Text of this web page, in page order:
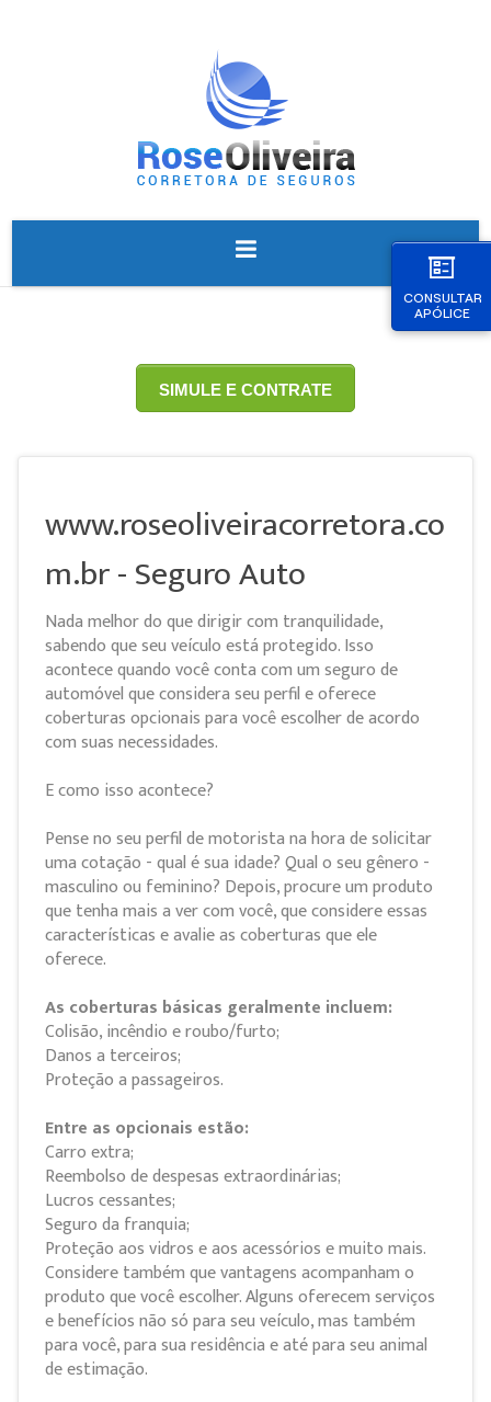
CONSULTAR
APÓLICE
SIMULE E CONTRATE
www.roseoliveiracorretora.co
m.br - Seguro Auto
Nada melhor do que dirigir com tranquilidade,
sabendo que seu veículo está protegido. Isso
acontece quando você conta com um seguro de
automóvel que considera seu perfil e oferece
coberturas opcionais para você escolher de acordo
com suas necessidades.
E como isso acontece?
Pense no seu perfil de motorista na hora de solicitar
uma cotação - qual é sua idade? Qual o seu gênero -
masculino ou feminino? Depois, procure um produto
que tenha mais a ver com você, que considere essas
características e avalie as coberturas que ele
oferece.
As coberturas básicas geralmente incluem:
Colisão, incêndio e roubo/furto;
Danos a terceiros;
Proteção a passageiros.
Entre as opcionais estão:
Carro extra;
Reembolso de despesas extraordinárias;
Lucros cessantes;
Seguro da franquia;
Proteção aos vidros e aos acessórios e muito mais.
Considere também que vantagens acompanham o
produto que você escolher. Alguns oferecem serviços
e benefícios não só para seu veículo, mas também
para você, para sua residência e até para seu animal
de estimação.